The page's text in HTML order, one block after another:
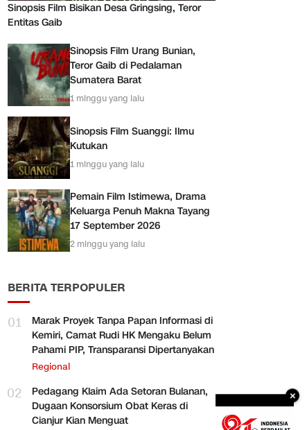
Sinopsis Film Bisikan Desa Gringsing, Teror
Entitas Gaib
Sinopsis Film Urang Bunian,
Teror Gaib di Pedalaman
Sumatera Barat
1 minggu yang lalu
Sinopsis Film Suanggi: Ilmu
Kutukan
1 minggu yang lalu
Pemain Film Istimewa, Drama
Keluarga Penuh Makna Tayang
17 September 2026
2 minggu yang lalu
BERITA TERPOPULER
01
Marak Proyek Tanpa Papan Informasi di
Kemiri, Camat Rudi HK Mengaku Belum
Pahami PIP, Transparansi Dipertanyakan
Regional
02
Pedagang Klaim Ada Setoran Bulanan,
Dugaan Konsorsium Obat Keras di
Cianjur Kian Menguat
×